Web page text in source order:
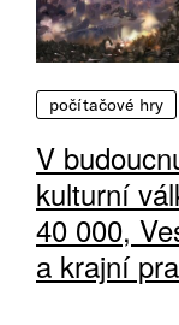
počítačové hry
V
kulturní
40 000,
a krajní